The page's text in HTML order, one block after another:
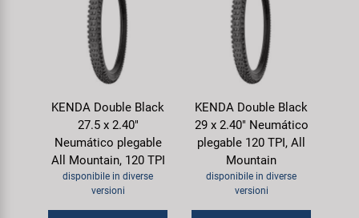
KENDA Double Black
27.5 x 2.40"
Neumático plegable
All Mountain, 120 TPI
disponibile in diverse
versioni
KENDA Double Black
29 x 2.40" Neumático
plegable 120 TPI, All
Mountain
disponibile in diverse
versioni